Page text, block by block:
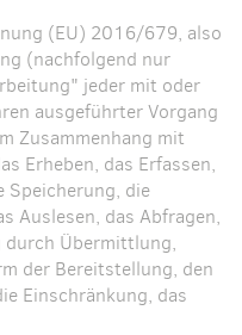
(EU) 2016/679, also
(nachfolgend nur
jeder mit oder
ausgeführter Vorgang
Zusammenhang mit
Erheben, das Erfassen,
Speicherung, die
Auslesen, das Abfragen,
durch Übermittlung,
der Bereitstellung, den
Einschränkung, das